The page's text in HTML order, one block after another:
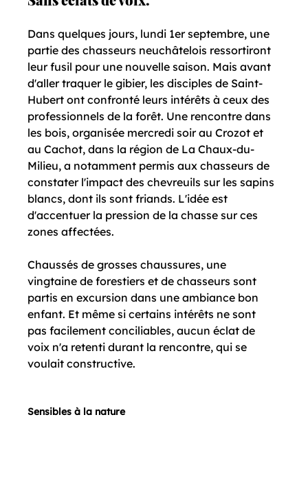
Dans quelques jours, lundi 1er septembre, une
partie des chasseurs neuchâtelois ressortiront
leur fusil pour une nouvelle saison. Mais avant
d'aller traquer le gibier, les disciples de Saint-
Hubert ont confronté leurs intérêts à ceux des
professionnels de la forêt. Une rencontre dans
les bois, organisée mercredi soir au Crozot et
au Cachot, dans la région de La Chaux-du-
Milieu, a notamment permis aux chasseurs de
constater l'impact des chevreuils sur les sapins
blancs, dont ils sont friands. L'idée est
d'accentuer la pression de la chasse sur ces
zones affectées.
Chaussés de grosses chaussures, une
vingtaine de forestiers et de chasseurs sont
partis en excursion dans une ambiance bon
enfant. Et même si certains intérêts ne sont
pas facilement conciliables, aucun éclat de
voix n'a retenti durant la rencontre, qui se
voulait constructive.
Sensibles à la nature